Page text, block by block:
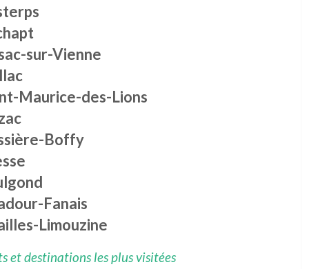
sur-Vienne
Maurice-des-Lions
Boffy
Fanais
Limouzine
et destinations les plus visitées